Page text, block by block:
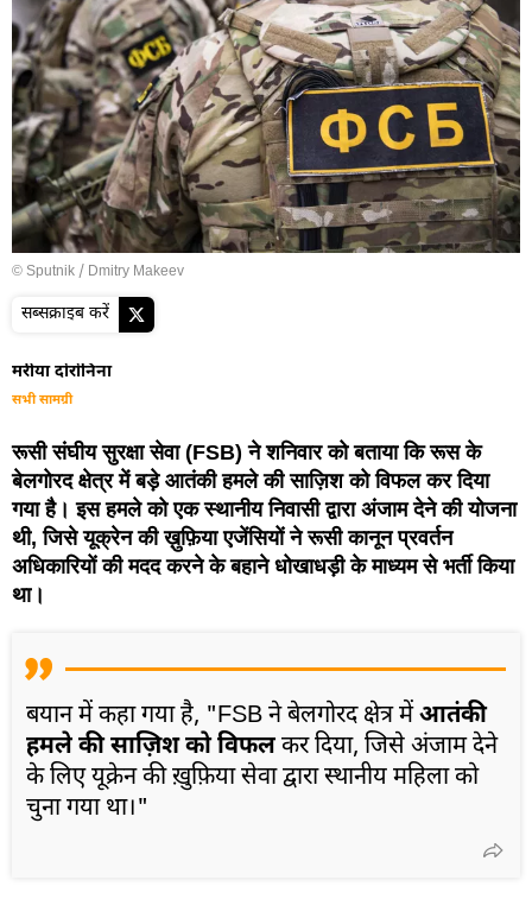
© Sputnik / Dmitry Makeev
सब्सक्राइब करें
मरीया दोरोनिना
सभी सामग्री
रूसी संघीय सुरक्षा सेवा (FSB) ने शनिवार को बताया कि रूस के
बेलगोरद क्षेत्र में बड़े आतंकी हमले की साज़िश को विफल कर दिया
गया है। इस हमले को एक स्थानीय निवासी द्वारा अंजाम देने की योजना
थी, जिसे यूक्रेन की ख़ुफ़िया एजेंसियों ने रूसी कानून प्रवर्तन
अधिकारियों की मदद करने के बहाने धोखाधड़ी के माध्यम से भर्ती किया
था।
बयान में कहा गया है, "FSB ने बेलगोरद क्षेत्र मेंआतंकी
हमले की साज़िश को विफलकर दिया, जिसे अंजाम देने
के लिए यूक्रेन की ख़ुफ़िया सेवा द्वारा स्थानीय महिला को
चुना गया था।"